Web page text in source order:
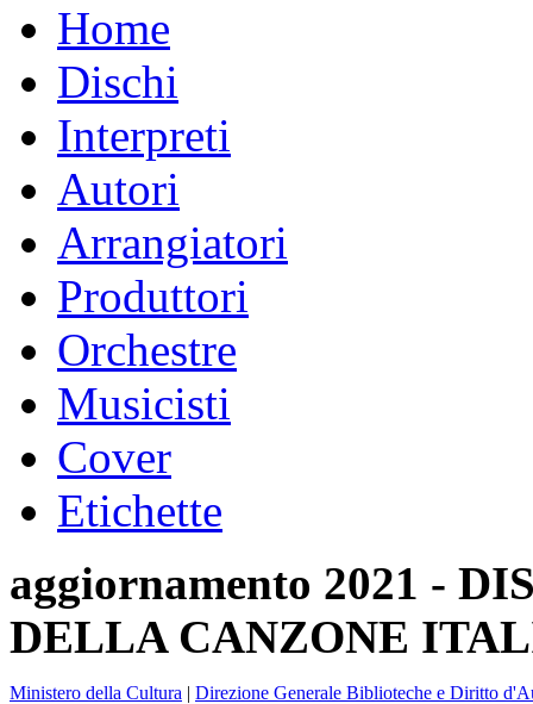
Home
Dischi
Interpreti
Autori
Arrangiatori
Produttori
Orchestre
Musicisti
Cover
Etichette
aggiornamento 2021 -
DELLA CANZONE
Ministero della Cultura | Direzione Generale Biblioteche e Diritto